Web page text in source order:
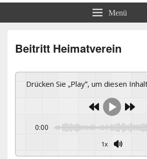
Menü
Beitritt Heimatverein
Drücken Sie „Play“, um diesen
0:00
1x